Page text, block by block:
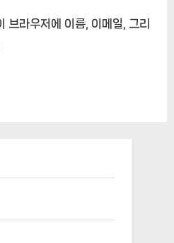
브라우저에 이름, 이메일, 그리